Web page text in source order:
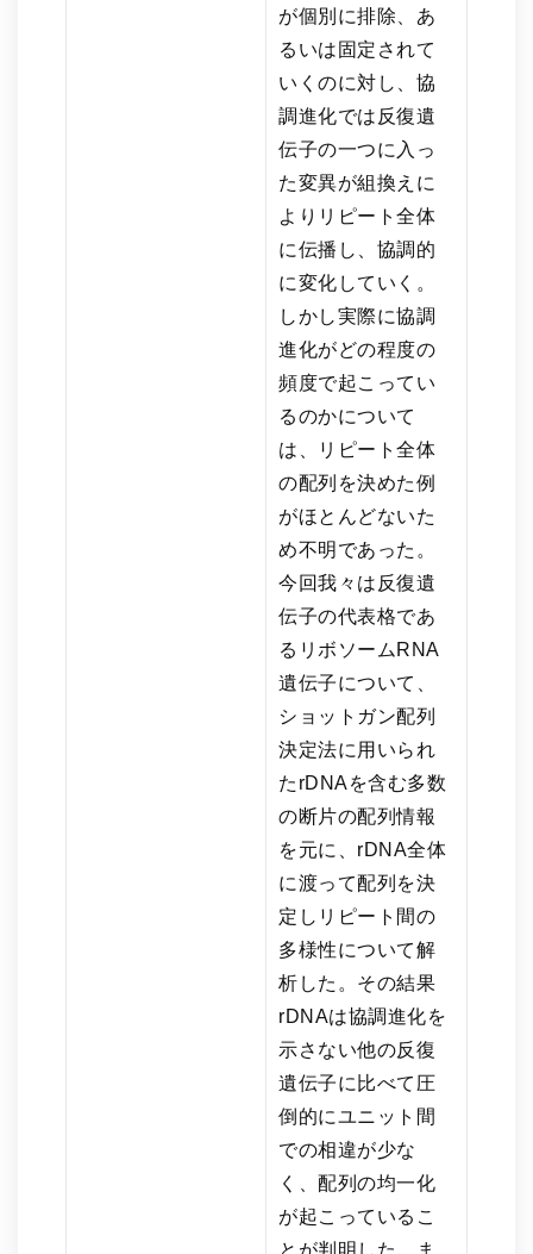
が個別に排除、あ
るいは固定されて
いくのに対し、協
調進化では反復遺
伝子の一つに入っ
た変異が組換えに
よりリピート全体
に伝播し、協調的
に変化していく。
しかし実際に協調
進化がどの程度の
頻度で起こってい
るのかについて
は、リピート全体
の配列を決めた例
がほとんどないた
め不明であった。
今回我々は反復遺
伝子の代表格であ
るリボソームRNA
遺伝子について、
ショットガン配列
決定法に用いられ
たrDNAを含む多数
の断片の配列情報
を元に、rDNA全体
に渡って配列を決
定しリピート間の
多様性について解
析した。その結果
rDNAは協調進化を
示さない他の反復
遺伝子に比べて圧
倒的にユニット間
での相違が少な
く、配列の均一化
が起こっているこ